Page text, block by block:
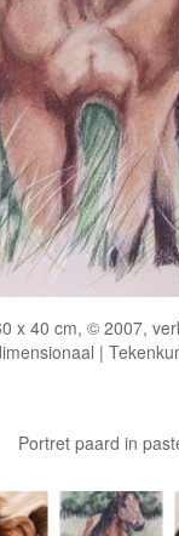
x 40 cm, © 2007,
|
Portret paard in